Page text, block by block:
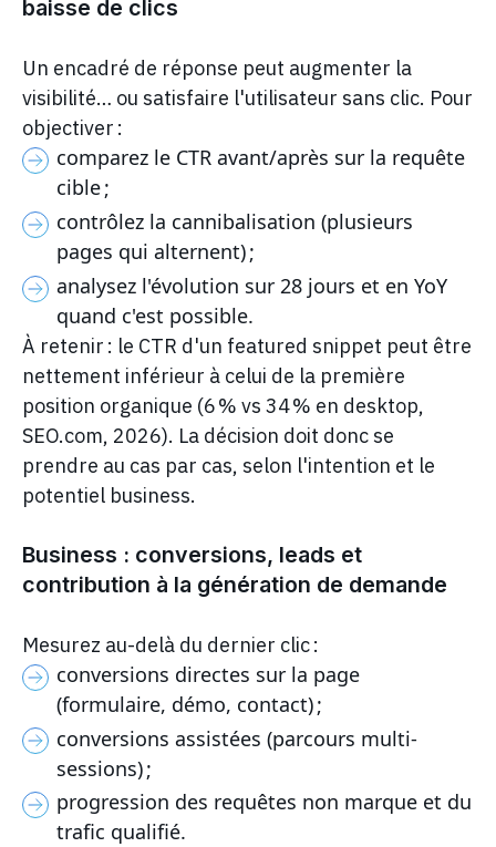
baisse de clics
Un encadré de réponse peut augmenter la
visibilité… ou satisfaire l'utilisateur sans clic. Pour
objectiver :
comparez le CTR avant/après sur la requête
cible ;
contrôlez la cannibalisation (plusieurs
pages qui alternent) ;
analysez l'évolution sur 28 jours et en YoY
quand c'est possible.
À retenir : le CTR d'un featured snippet peut être
nettement inférieur à celui de la première
position organique (6 % vs 34 % en desktop,
SEO.com, 2026). La décision doit donc se
prendre au cas par cas, selon l'intention et le
potentiel business.
Business : conversions, leads et
contribution à la génération de demande
Mesurez au-delà du dernier clic :
conversions directes sur la page
(formulaire, démo, contact) ;
conversions assistées (parcours multi-
sessions) ;
progression des requêtes non marque et du
trafic qualifié.